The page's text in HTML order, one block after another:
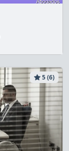
5 (6)